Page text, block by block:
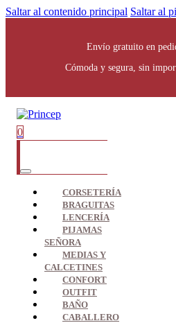
Saltar al contenido principal Saltar al
Envío gratuito en
Cómoda y segura, sin
0
CORSETERÍA
BRAGUITAS
LENCERÍA
PIJAMAS
SEÑORA
MEDIAS Y
CALCETINES
CONFORT
OUTFIT
BAÑO
CABALLERO